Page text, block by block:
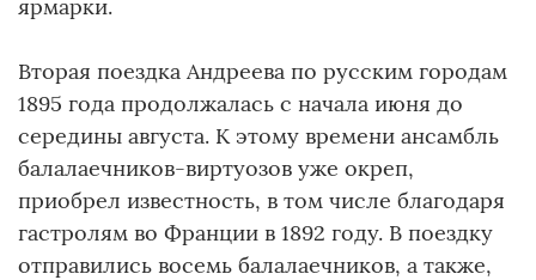
ярмарки.
Вторая поездка Андреева по русским городам
1895 года продолжалась с начала июня до
середины августа. К этому времени ансамбль
балалаечников-виртуозов уже окреп,
приобрел известность, в том числе благодаря
гастролям во Франции в 1892 году. В поездку
отправились восемь балалаечников, а также,